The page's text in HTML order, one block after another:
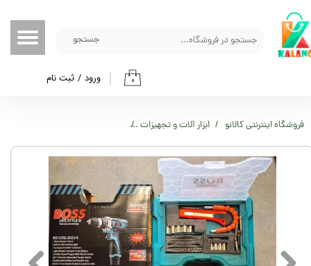
جستجو
۰ ورود / ثبت نام
حساب کاربری من
تغییر گذر واژه
خروج از حساب کاربری
فروشگاه اینترنتی کالانو ابزار آلات و تجهیزات